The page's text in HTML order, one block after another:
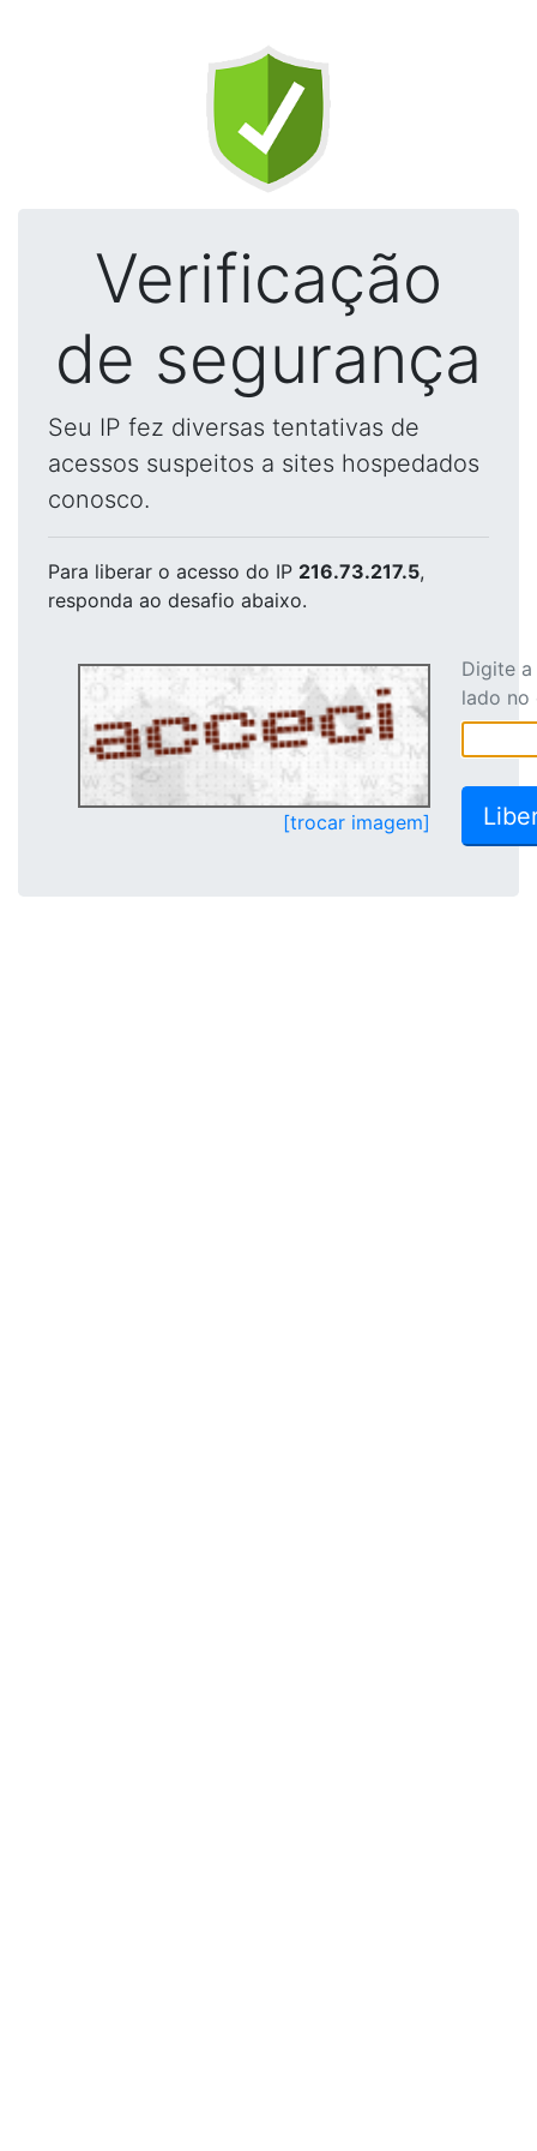
Verificação
de segurança
Seu IP fez diversas tentativas de
acessos suspeitos a sites hospedados
conosco.
Para liberar o acesso do IP 216.73.217.5,
responda ao desafio abaixo.
[trocar imagem]
Digite
lado no